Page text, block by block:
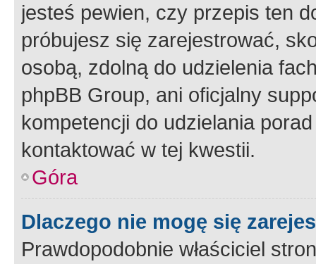
jesteś pewien, czy przepis ten
próbujesz się zarejestrować,
osobą, zdolną do udzielenia
phpBB Group, ani oficjalny
kompetencji do udzielania
kontaktować w tej kwestii.
Góra
Dlaczego nie mogę się
Prawdopodobnie właściciel